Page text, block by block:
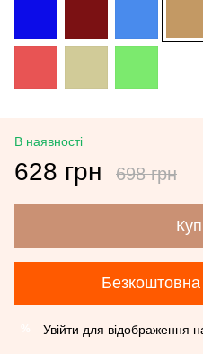
В наявності
628 грн 698 грн
Безкоштовна
Увійти для відображення